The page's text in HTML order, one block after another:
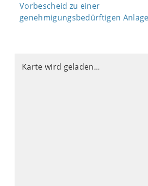
Vorbescheid zu einer
genehmigungsbedürftigen
Karte wird geladen...